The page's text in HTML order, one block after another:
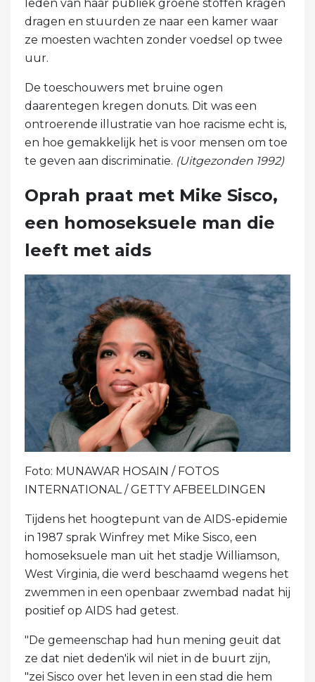
leden van haar publiek groene stoffen kragen
dragen en stuurden ze naar een kamer waar
ze moesten wachten zonder voedsel op twee
uur.
De toeschouwers met bruine ogen
daarentegen kregen donuts. Dit was een
ontroerende illustratie van hoe racisme echt is,
en hoe gemakkelijk het is voor mensen om toe
te geven aan discriminatie. (Uitgezonden 1992)
Oprah praat met Mike Sisco,
een homoseksuele man die
leeft met aids
Foto: MUNAWAR HOSAIN / FOTOS
INTERNATIONAL / GETTY AFBEELDINGEN
Tijdens het hoogtepunt van de AIDS-epidemie
in 1987 sprak Winfrey met Mike Sisco, een
homoseksuele man uit het stadje Williamson,
West Virginia, die werd beschaamd wegens het
zwemmen in een openbaar zwembad nadat hij
positief op AIDS had getest.
"De gemeenschap had hun mening geuit dat
ze dat niet deden'ik wil niet in de buurt zijn,
"zei Sisco over het leven in een stad die hem